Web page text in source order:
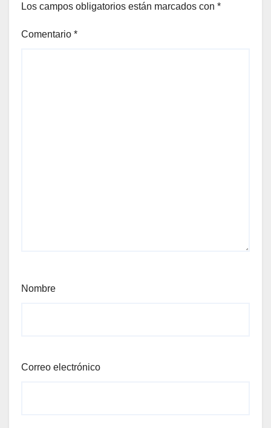
Los campos obligatorios están marcados con *
Comentario *
Nombre
Correo electrónico